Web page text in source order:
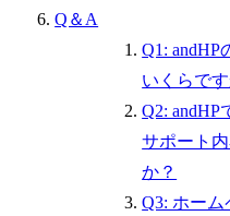
Q＆A
Q1: andHP
いくらです
Q2: andHP
サポート
か？
Q3: ホー